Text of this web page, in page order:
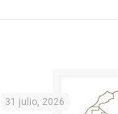
31 julio, 2026